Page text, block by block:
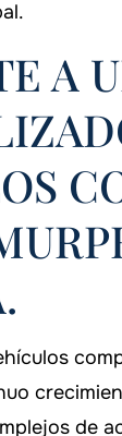
A
de
Estoy
Murphy